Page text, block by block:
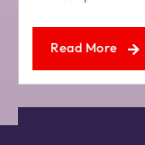
Read More